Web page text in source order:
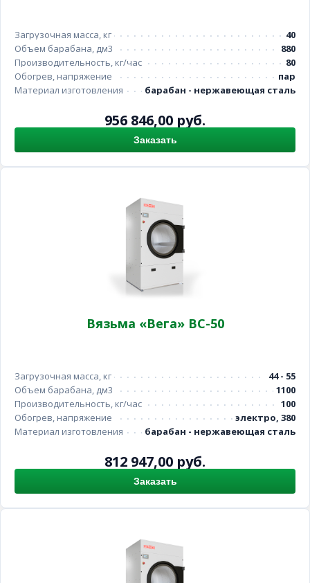
Загрузочная масса, кг
40
Объем барабана, дм3
880
Производительность, кг/час
80
Обогрев, напряжение
пар
Материал изготовления
барабан - нержавеющая сталь
956 846,00 руб.
Заказать
Вязьма «Вега» ВС-50
Загрузочная масса, кг
44 - 55
Объем барабана, дм3
1100
Производительность, кг/час
100
Обогрев, напряжение
электро, 380
Материал изготовления
барабан - нержавеющая сталь
812 947,00 руб.
Заказать